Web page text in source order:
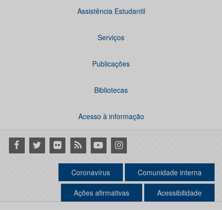
Assistência Estudantil
Serviços
Publicações
Bibliotecas
Acesso à informação
Facebook
Twitter Flickr RSS YoutubeInstagram
Coronavírus Comunidade interna
Ações afirmativas Acessibilidade